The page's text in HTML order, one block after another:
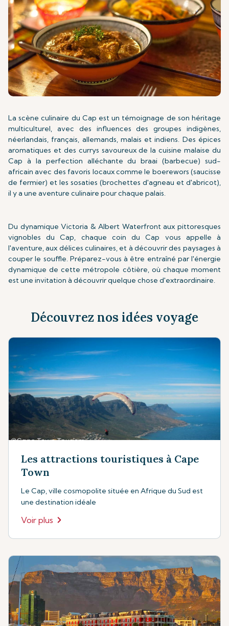
La scène culinaire du Cap est un témoignage de son héritage
multiculturel, avec des influences des groupes indigènes,
néerlandais, français, allemands, malais et indiens. Des épices
aromatiques et des currys savoureux de la cuisine malaise du
Cap à la perfection alléchante du braai (barbecue) sud-
africain avec des favoris locaux comme le boerewors (saucisse
de fermier) et les sosaties (brochettes d'agneau et d'abricot),
il y a une aventure culinaire pour chaque palais.
Du dynamique Victoria & Albert Waterfront aux pittoresques
vignobles du Cap, chaque coin du Cap vous appelle à
l'aventure, aux délices culinaires, et à découvrir des paysages à
couper le souffle. Préparez-vous à être entraîné par l'énergie
dynamique de cette métropole côtière, où chaque moment
est une invitation à découvrir quelque chose d'extraordinaire.
Découvrez nos idées voyage
Les attractions touristiques à Cape
Town
Le Cap, ville cosmopolite située en Afrique du Sud est
une destination idéale
Voir plus